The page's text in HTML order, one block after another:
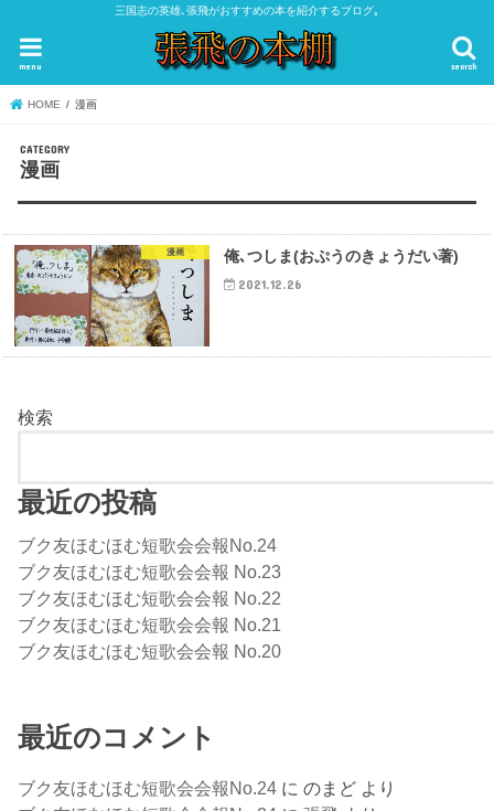
三国志の英雄､張飛がおすすめの本を紹介するブログ｡
search
menu
HOME 漫画
漫画
漫画 俺､つしま(おぷうのきょうだい著)
2021.12.26
検索
最近の投稿
ブク友ほむほむ短歌会会報No.24
ブク友ほむほむ短歌会会報 No.23
ブク友ほむほむ短歌会会報 No.22
ブク友ほむほむ短歌会会報 No.21
ブク友ほむほむ短歌会会報 No.20
最近のコメント
ブク友ほむほむ短歌会会報No.24 にのまど より